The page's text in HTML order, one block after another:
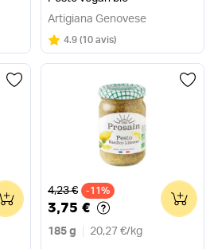
Artigiana Genovese
Note
4.9 sur 5
(10 avis)
0 Ancien prix
4,23 € -11%
3,75 €
185 g 20,27 €/ kg
0